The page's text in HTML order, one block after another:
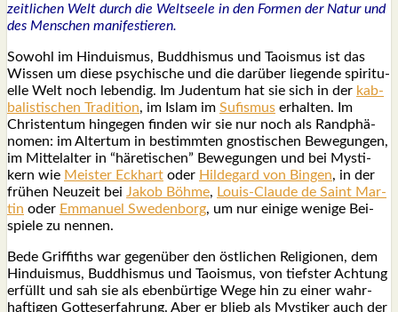
zeit­li­chen Welt durch die Welt­see­le in den For­men der Natur und
des Men­schen mani­fes­tie­ren.
Sowohl im Hin­du­is­mus, Bud­dhis­mus und Tao­is­mus ist das
Wis­sen um die­se psy­chi­sche und die dar­über lie­gen­de spi­ri­tu­
el­le Welt noch leben­dig. Im Juden­tum hat sie sich in der kab­
ba­lis­ti­schen Tra­di­ti­on, im Islam im Sufis­mus erhal­ten. Im
Chris­ten­tum hin­ge­gen fin­den wir sie nur noch als Rand­phä­
no­men: im Alter­tum in bestimm­ten gnos­ti­schen Bewe­gun­gen,
im Mit­tel­al­ter in “häre­ti­schen” Bewe­gun­gen und bei Mys­ti­
kern wie Meis­ter Eck­hart oder Hil­de­gard von Bin­gen, in der
frü­hen Neu­zeit bei Jakob Böh­me, Lou­is-Clau­de de Saint Mar­
tin oder Emma­nu­el Swe­den­borg, um nur eini­ge weni­ge Bei­
spie­le zu nen­nen.
Bede Grif­fiths war gegen­über den öst­li­chen Reli­gio­nen, dem
Hin­du­is­mus, Bud­dhis­mus und Tao­is­mus, von tiefs­ter Ach­tung
erfüllt und sah sie als eben­bür­ti­ge Wege hin zu einer wahr­
haf­ti­gen Got­tes­er­fah­rung. Aber er blieb als Mys­ti­ker auch der